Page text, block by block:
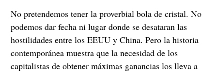
No pretendemos tener la proverbial bola de cristal. No
podemos dar fecha ni lugar donde se desataran las
hostilidades entre los EEUU y China. Pero la historia
contemporánea muestra que la necesidad de los
capitalistas de obtener máximas ganancias los lleva a